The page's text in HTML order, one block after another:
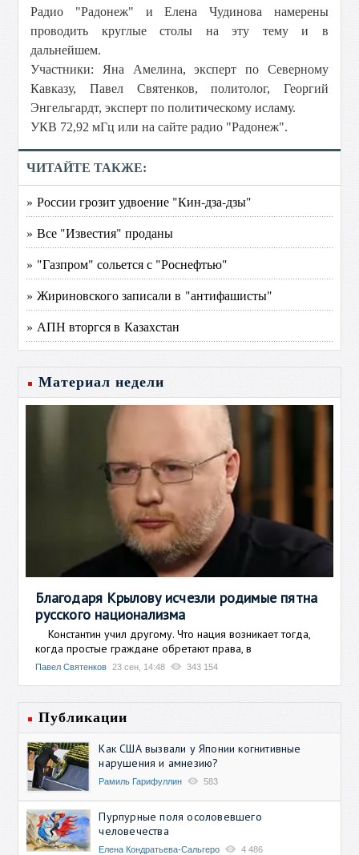
Радио "Радонеж" и Елена Чудинова намерены
проводить круглые столы на эту тему и в
дальнейшем.
Участники: Яна Амелина, эксперт по Северному
Кавказу, Павел Святенков, политолог, Георгий
Энгельгардт, эксперт по политическому исламу.
УКВ 72,92 мГц или на сайте радио "Радонеж".
ЧИТАЙТЕ ТАКЖЕ:
» России грозит удвоение "Кин-дза-дзы"
» Все "Известия" проданы
» "Газпром" сольется с "Роснефтью"
» Жириновского записали в "антифашисты"
» АПН вторгся в Казахстан
Материал недели
Благодаря Крылову исчезли родимые пятна
русского национализма
Константин учил другому. Что нация возникает тогда,
когда простые граждане обретают права, в
Павел Святенков 23 сен, 14:48 343 154
Публикации
Как США вызвали у Японии когнитивные
нарушения и амнезию?
Рамиль Гарифуллин 583
Пурпурные поля осоловевшего
человечества
Елена Кондратьева-Сальгеро 4 486